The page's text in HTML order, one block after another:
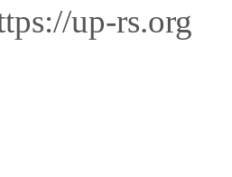
up-rs.org